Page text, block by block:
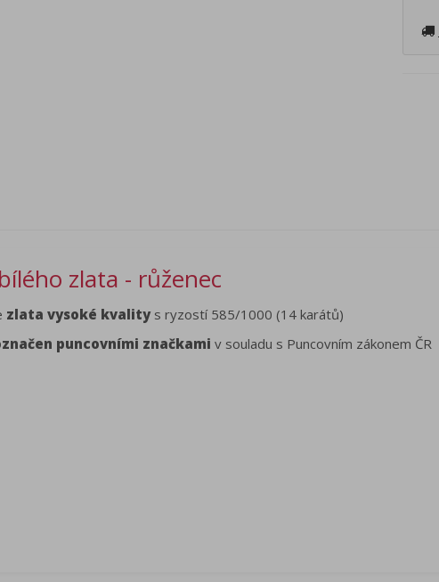
zlata - růženec
zlata vysoké kvalitys ryzostí 585/1000 (14 karátů)
puncovními značkami v souladu s Puncovním zákonem ČR